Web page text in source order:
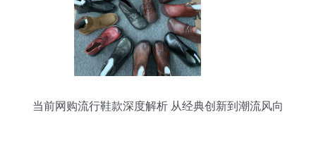
当前网购流行鞋款深度解析 从经典创新到潮流风向